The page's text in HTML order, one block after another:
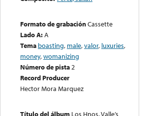
Formato de grabaciónCassette
Lado A:A
Tema boasting, male,valor, luxuries,
money,womanizing
Número de pista2
Record Producer
Hector Mora Marquez
Título del álbum Los Hnos. Valle’s